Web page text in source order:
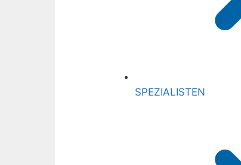
SPEZIALISTEN